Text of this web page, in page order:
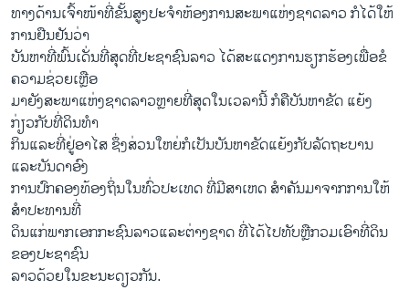
ທາງດ້ານເຈົ້າໜ້າທີ່ຂັ້ນສູງປະຈໍາຫ້ອງການສະພາແຫ່ງຊາດລາວ ກໍໄດ້ໃຫ້
ການຢືນຢັນວ່າ
ບັນຫາທີ່ພົ້ນເດັ່ນທີ່ສຸດທີ່ປະຊາຊົນລາວ ໄດ້ສະແດງການຮຽກຮ້ອງເພື່ອຂໍ
ຄວາມຊ່ວຍເຫຼືອ
ມາຍັງສະພາແຫ່ງຊາດລາວຫຼາຍທີ່ສຸດໃນເວລານີ້ ກໍຄືບັນຫາຂັດ ແຍ້ງ
ກ່ຽວກັບທີ່ດິນທໍາ
ກິນແລະທີ່ຢູ່ອາໄສ ຊຶ່ງສ່ວນໃຫຍ່ກໍເປັນບັນຫາຂັດແຍ້ງກັບລັດຖະບານ
ແລະບັນດາອົງ
ການປົກຄອງທ້ອງຖິ່ນໃນທົ່ວປະເທດ ທີ່ມີສາເຫດ ສໍາຄັນມາຈາກການໃຫ້
ສໍາປະທານທີ່
ດິນແກ່ພາກເອກກະຊົນລາວແລະຕ່າງຊາດ ທີ່ໄດ້ໄປທັບຫຼືກວມເອົາທີ່ດິນ
ຂອງປະຊາຊົນ
ລາວດ້ວຍໃນຂະນະດຽວກັນ.